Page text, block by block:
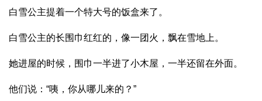
白雪公主提着一个特大号的饭盒来了。
白雪公主的长围巾红红的，像一团火，飘在雪地上。
她进屋的时候，围巾一半进了小木屋，一半还留在外面。
他们说：“咦，你从哪儿来的？”